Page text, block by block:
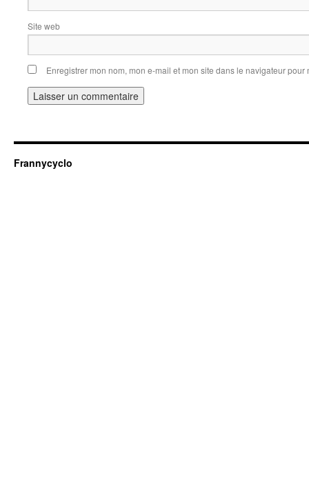
Site web
Enregistrer mon nom, mon e-mail et mon site dans le navigateur
Frannycyclo